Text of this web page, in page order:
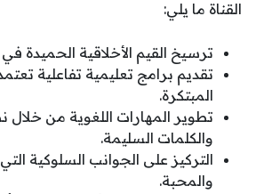
القناة ما يلي:
ترسيخ القيم الأخلاقية الحميدة
تقديم برامج تعليمية تفاعلية
المبتكرة.
تطوير المهارات اللغوية من
والكلمات السليمة.
التركيز على الجوانب السلوكية
والمحبة.